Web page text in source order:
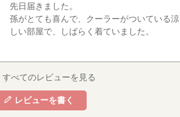
プアップジャケ
ット
3,300 （税込）
ト
¥2,970 （税込）
¥3,960 （税込）
先日届きました。
孫がとても喜んで、クーラーがついている涼
しい部屋で、しばらく着ていました。
すべてのレビューを見る
レビューを書く